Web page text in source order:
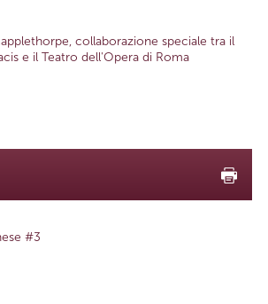
collaborazione speciale tra il
e il Teatro dell'Opera di Roma
#3